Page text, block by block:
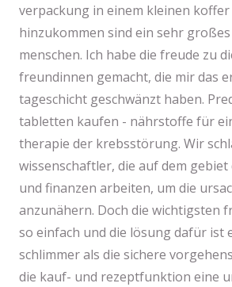
verpackung in einem kleinen
hinzukommen sind ein sehr
menschen. Ich habe die freude zu
freundinnen gemacht, die mir das
tageschicht geschwänzt haben.
tabletten kaufen - nährstoffe für
therapie der krebsstörung. Wir
wissenschaftler, die auf dem
und finanzen arbeiten, um die
anzunähern. Doch die wichtigsten
so einfach und die lösung dafür ist
schlimmer als die sichere
die kauf- und rezeptfunktion eine